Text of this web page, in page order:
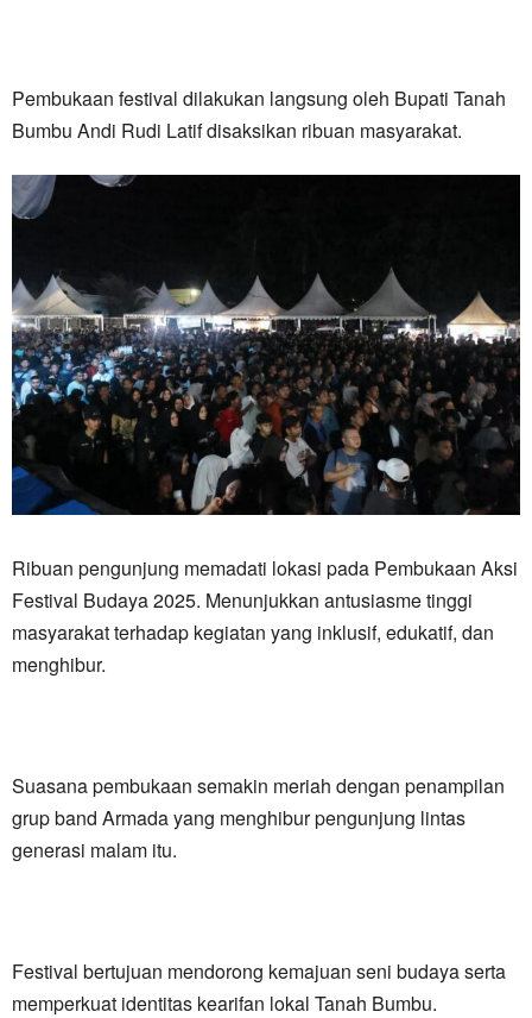
Pembukaan festival dilakukan langsung oleh Bupati Tanah
Bumbu Andi Rudi Latif disaksikan ribuan masyarakat.
Ribuan pengunjung memadati lokasi pada Pembukaan Aksi
Festival Budaya 2025. Menunjukkan antusiasme tinggi
masyarakat terhadap kegiatan yang inklusif, edukatif, dan
menghibur.
Suasana pembukaan semakin meriah dengan penampilan
grup band Armada yang menghibur pengunjung lintas
generasi malam itu.
Festival bertujuan mendorong kemajuan seni budaya serta
memperkuat identitas kearifan lokal Tanah Bumbu.